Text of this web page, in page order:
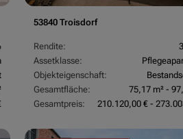
53840 Troisdorf
Rendite:
Assetklasse:
Objekteigenschaft:
Gesamtfläche:
75,17 m² -
Gesamtpreis:
210.120,00 € -